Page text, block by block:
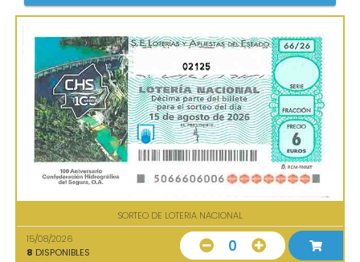
02125
SORTEO DE LOTERIA NACIONAL
15/08/2026
8 DISPONIBLES 0